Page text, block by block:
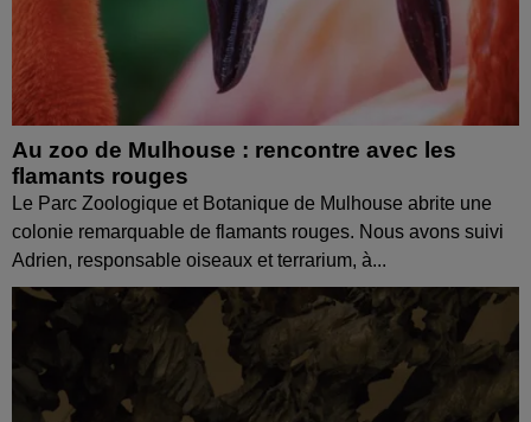
Au zoo de Mulhouse : rencontre avec les
flamants rouges
Le Parc Zoologique et Botanique de Mulhouse abrite une
colonie remarquable de flamants rouges. Nous avons suivi
Adrien, responsable oiseaux et terrarium, à...